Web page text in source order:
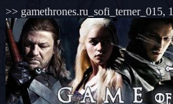
>> gamethrones.ru_sofi_terner_015,